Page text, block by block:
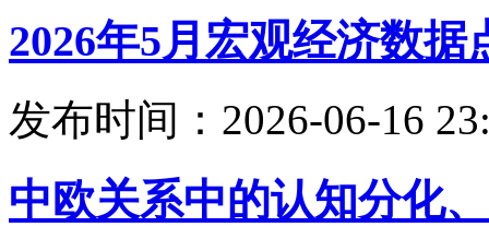
2026年5月宏观经济数据
发布时间：2026-06-16
中欧关系中的认知分化